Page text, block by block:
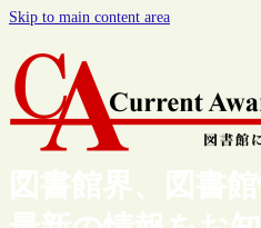
Skip to main content area
図書館界、図書